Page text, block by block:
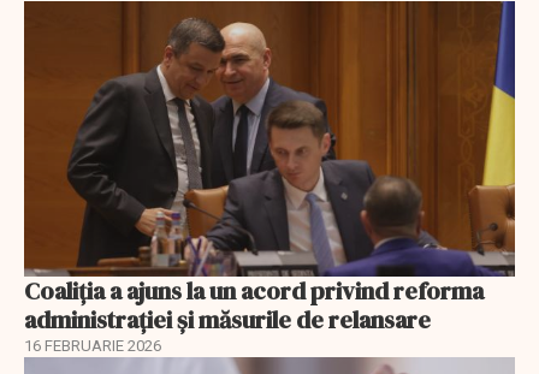
Coaliția a ajuns la un acord privind reforma
administrației și măsurile de relansare
16 FEBRUARIE 2026